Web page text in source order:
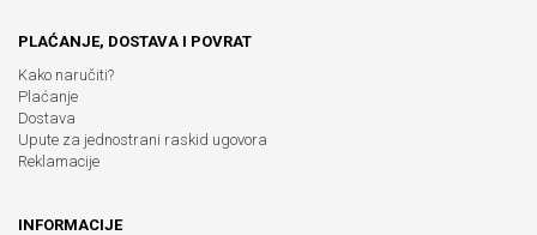
PLAĆANJE, DOSTAVA I POVRAT
Kako naručiti?
Plaćanje
Dostava
Upute za jednostrani raskid ugovora
Reklamacije
INFORMACIJE